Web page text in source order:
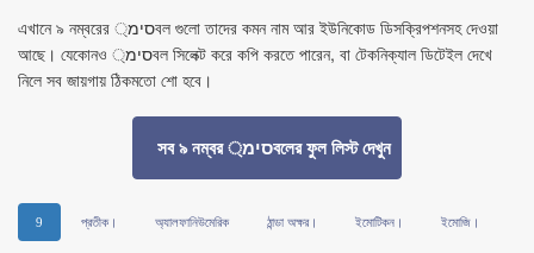
এখানে ৯ নম্বরের סימ্বল গুলো তাদের কমন নাম আর ইউনিকোড ডিসক্রিপশনসহ দেওয়া
আছে। যেকোনও סימ্বল সিলেক্ট করে কপি করতে পারেন, বা টেকনিক্যাল ডিটেইল দেখে
নিলে সব জায়গায় ঠিকমতো শো হবে।
সব ৯ নম্বর סימ্বলের ফুল লিস্ট দেখুন
9 প্রতীক। অ্যালফানিউমেরিক ঠান্ডা অক্ষর। ইমোটিকন। ইমোজি।